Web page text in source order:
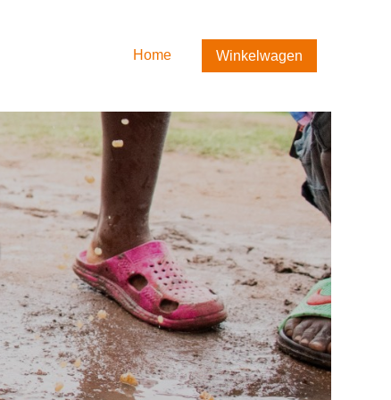
Home Winkelwagen
Winkelwagen
Contact